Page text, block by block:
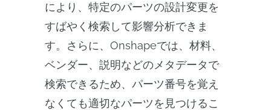
により、特定のパーツの設計変更を
すばやく検索して影響分析できま
す。さらに、Onshapeでは、材料、
ベンダー、説明などのメタデータで
検索できるため、パーツ番号を覚え
なくても適切なパーツを見つけるこ